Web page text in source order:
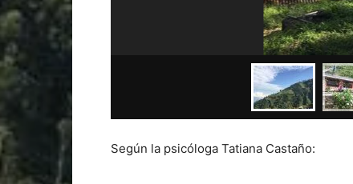
Según la psicóloga Tatiana Castaño: